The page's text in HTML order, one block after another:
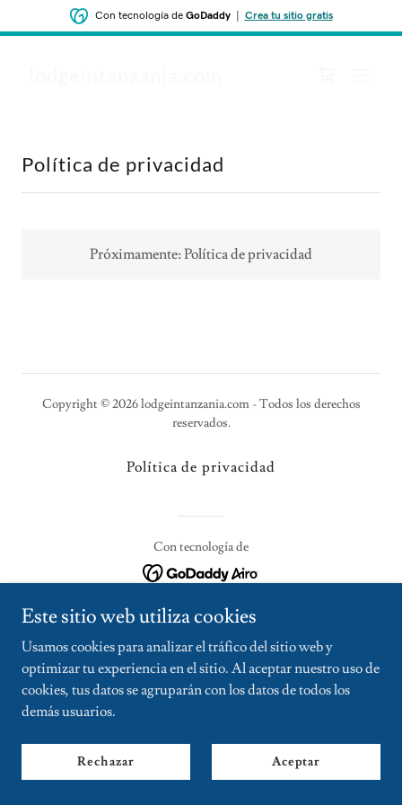
Con tecnología de GoDaddy| Crea tu sitio gratis
Política de privacidad
Próximamente: Política de privacidad
Copyright © 2026 lodgeintanzania.com - Todos los derechos
reservados.
Política de privacidad
Con tecnología de
Este sitio web utiliza cookies
Usamos cookies para analizar el tráfico del sitio web y
optimizar tu experiencia en el sitio. Al aceptar nuestro uso de
cookies, tus datos se agruparán con los datos de todos los
demás usuarios.
Rechazar Aceptar